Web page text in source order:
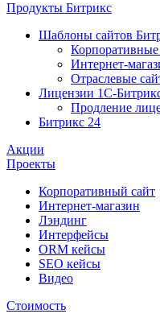
Продукты Битрикс
Шаблоны сайтов
Интернет-
Отраслевые
Лицензии 1С-
Продление
Битрикс 24
Акции
Проекты
Корпоративный сайт
Интернет-магазин
Лэндинг
Интерфейсы
ORM кейсы
SEO кейсы
Видео
Стоимость